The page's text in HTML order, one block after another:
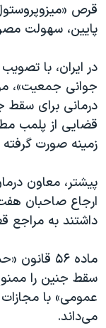
قرص
پایین، سهولت
در ایران، با
جوانی جمعیت»،
درمانی برای سقط
قضایی از پلمب
زمینه صورت
پیشتر، معاون
ارجاع صاحبان
داشتند به مراجع
ماده ۵۶
سقط جنین را
عمومی» با
می‌داند.